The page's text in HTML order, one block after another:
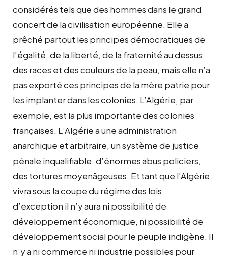
considérés tels que des hommes dans le grand
concert de la civilisation européenne. Elle a
prêché partout les principes démocratiques de
l’égalité, de la liberté, de la fraternité au dessus
des races et des couleurs de la peau, mais elle n’a
pas exporté ces principes de la mère patrie pour
les implanter dans les colonies. L’Algérie, par
exemple, est la plus importante des colonies
françaises. L’Algérie a une administration
anarchique et arbitraire, un système de justice
pénale inqualifiable, d’énormes abus policiers,
des tortures moyenâgeuses. Et tant que l’Algérie
vivra sous la coupe du régime des lois
d’exception il n’y aura ni possibilité de
développement économique, ni possibilité de
développement social pour le peuple indigène. Il
n’y a ni commerce ni industrie possibles pour